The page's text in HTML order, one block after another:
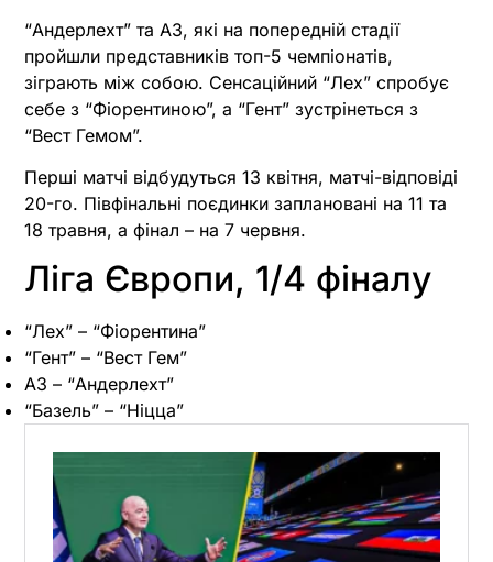
“Андерлехт” та АЗ, які на попередній стадії
пройшли представників топ-5 чемпіонатів,
зіграють між собою. Сенсаційний “Лех” спробує
себе з “Фіорентиною”, а “Гент” зустрінеться з
“Вест Гемом”.
Перші матчі відбудуться 13 квітня, матчі-відповіді
20-го. Півфінальні поєдинки заплановані на 11 та
18 травня, а фінал – на 7 червня.
Ліга Європи, 1/4 фіналу
“Лех” – “Фіорентина”
“Гент” – “Вест Гем”
АЗ – “Андерлехт”
“Базель” – “Ніцца”